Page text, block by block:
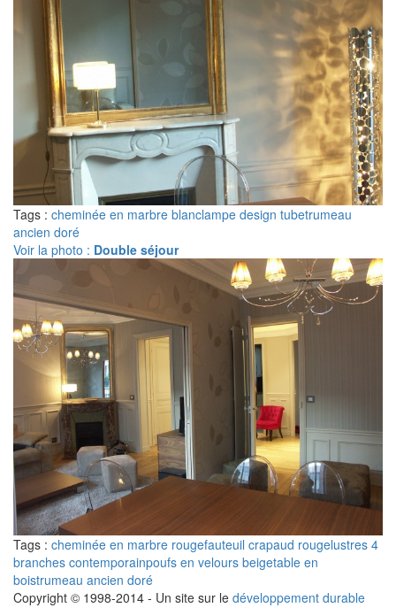
Tags : cheminée en marbre blanclampe design tubetrumeau
ancien doré
Voir la photo : Double séjour
Tags : cheminée en marbre rougefauteuil crapaud rougelustres 4
branches contemporainpoufs en velours beigetable en
boistrumeau ancien doré
Copyright © 1998-2014 - Un site sur le développement durable